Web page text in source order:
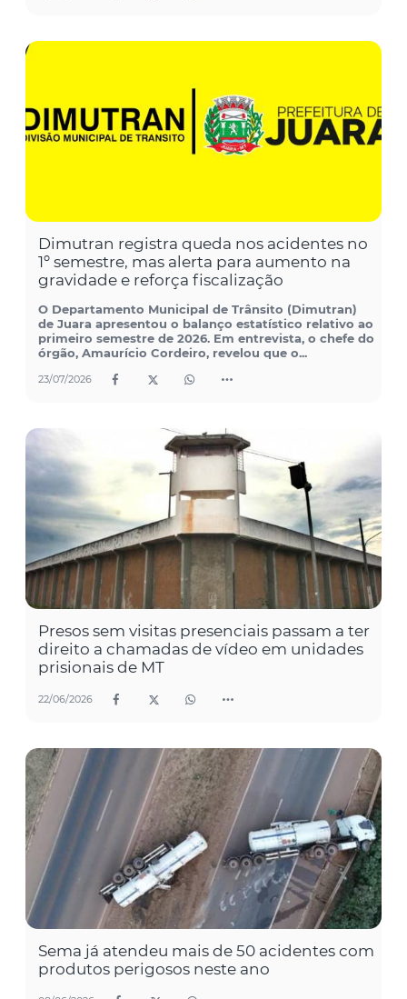
Dimutran registra queda nos acidentes no
1º semestre, mas alerta para aumento na
gravidade e reforça fiscalização
O Departamento Municipal de Trânsito (Dimutran)
de Juara apresentou o balanço estatístico relativo ao
primeiro semestre de 2026. Em entrevista, o chefe do
órgão, Amaurício Cordeiro, revelou que o...
23/07/2026
Presos sem visitas presenciais passam a ter
direito a chamadas de vídeo em unidades
prisionais de MT
22/06/2026
Sema já atendeu mais de 50 acidentes com
produtos perigosos neste ano